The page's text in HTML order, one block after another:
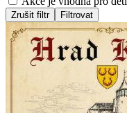
Zrušit filtr Filtrovat